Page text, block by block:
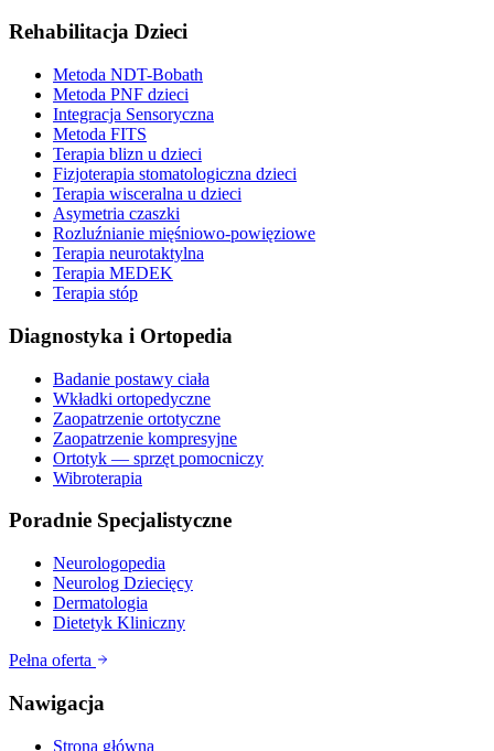
Rehabilitacja Dzieci
Metoda NDT-Bobath
Metoda PNF dzieci
Integracja Sensoryczna
Metoda FITS
Terapia blizn u dzieci
Fizjoterapia stomatologiczna dzieci
Terapia wisceralna u dzieci
Asymetria czaszki
Rozluźnianie mięśniowo-powięziowe
Terapia neurotaktylna
Terapia MEDEK
Terapia stóp
Diagnostyka i Ortopedia
Badanie postawy ciała
Wkładki ortopedyczne
Zaopatrzenie ortotyczne
Zaopatrzenie kompresyjne
Ortotyk — sprzęt pomocniczy
Wibroterapia
Poradnie Specjalistyczne
Neurologopedia
Neurolog Dziecięcy
Dermatologia
Dietetyk Kliniczny
Pełna oferta
Nawigacja
Strona główna